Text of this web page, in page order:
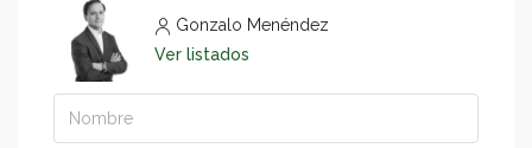
Gonzalo Menéndez
Ver listados